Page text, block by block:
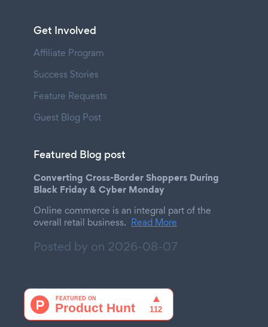
Get Involved
Affiliate Program
Success Stories
Feature Requests
Guest Blog Post
Featured Blog post
Converting Cross-Border Shoppers During
Black Friday & Cyber Monday
Online commerce is an integral part of the
overall retail business. Read More
Posted by on 2026-08-07